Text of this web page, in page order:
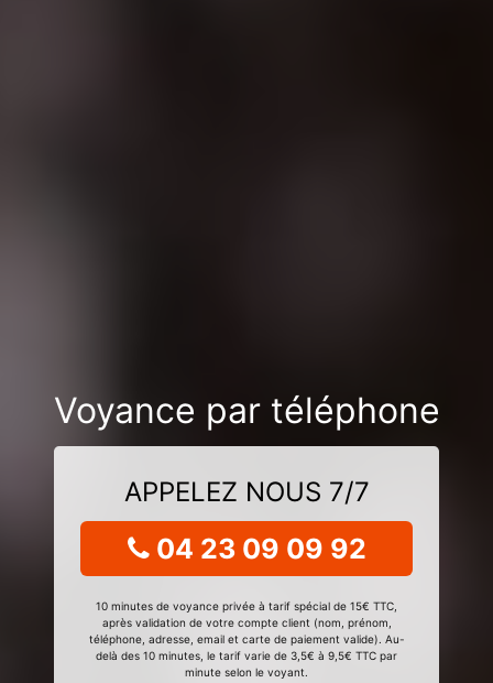
Voyance par téléphone
APPELEZ NOUS 7/7
04 23 09 09 92
10 minutes de voyance privée à tarif spécial de 15€ TTC,
après validation de votre compte client (nom, prénom,
téléphone, adresse, email et carte de paiement valide). Au-
delà des 10 minutes, le tarif varie de 3,5€ à 9,5€ TTC par
minute selon le voyant.